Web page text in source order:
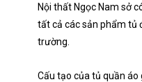
Nội thất Ngọc Nam sở
tất cả các sản phẩm tủ
trường.
Cấu tạo của tủ quần áo